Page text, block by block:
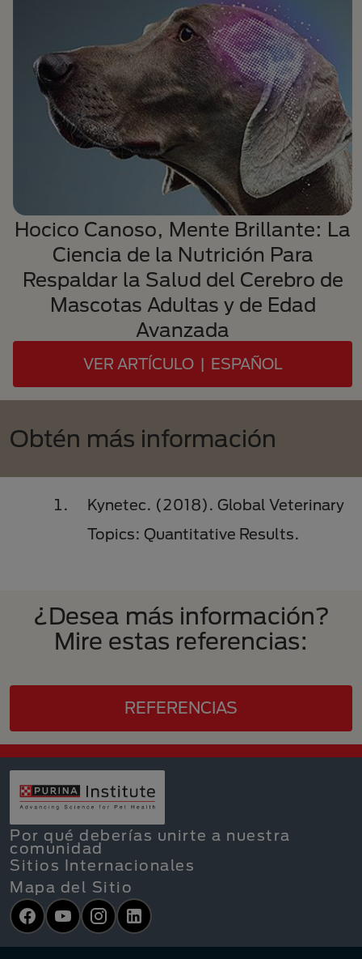
Hocico Canoso, Mente Brillante: La
Ciencia de la Nutrición Para
Respaldar la Salud del Cerebro de
Mascotas Adultas y de Edad
Avanzada
VER ARTÍCULO | ESPAÑOL
Obtén más información
Kynetec. (2018). Global Veterinary
Topics: Quantitative Results.
¿Desea más información?
Mire estas referencias:
REFERENCIAS
Por qué deberías unirte a nuestra
comunidad
Sitios Internacionales
Mapa del Sitio
Facebook
YouTubeInstagram